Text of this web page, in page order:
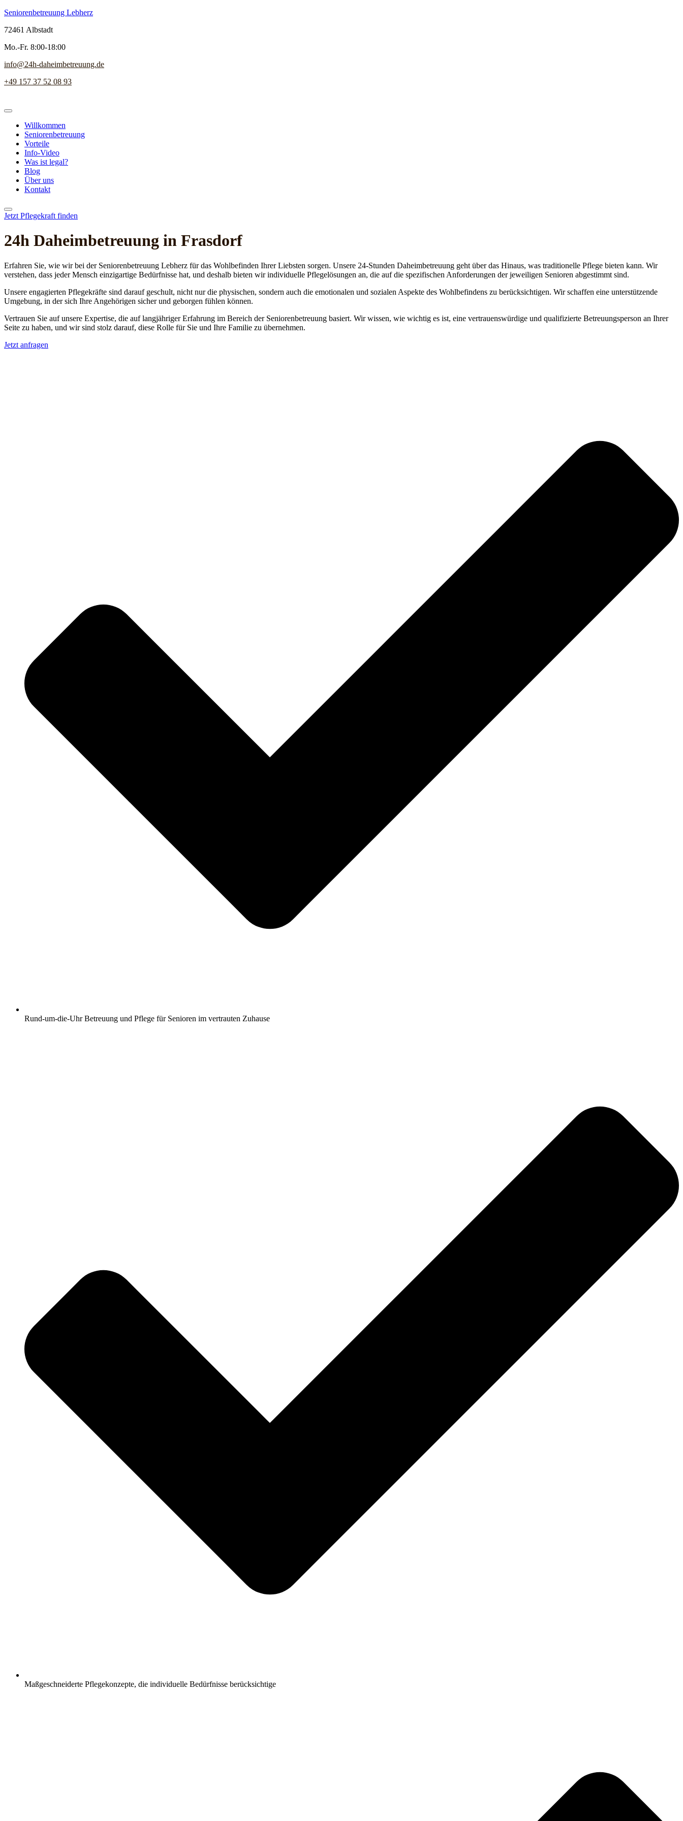
Seniorenbetreuung Lebherz
72461 Albstadt
Mo.-Fr. 8:00-18:00
info@24h-daheimbetreuung.de
+49 157 37 52 08 93
Willkommen
Seniorenbetreuung
Vorteile
Info-Video
Was ist legal?
Blog
Über uns
Kontakt
Jetzt Pflegekraft finden
24h Daheim­betreuung in Frasdorf
Erfahren Sie, wie wir bei der Seniorenbetreuung Lebherz für das Wohlbefinden Ihrer Liebsten sorgen. Unsere 24-Stunden Daheimbetreuung geht über das Hinaus, was traditionelle Pflege bieten kann. Wir
verstehen, dass jeder Mensch einzigartige Bedürfnisse hat, und deshalb bieten wir individuelle Pflegelösungen an, die auf die spezifischen Anforderungen der jeweiligen Senioren abgestimmt sind.
Unsere engagierten Pflegekräfte sind darauf geschult, nicht nur die physischen, sondern auch die emotionalen und sozialen Aspekte des Wohlbefindens zu berücksichtigen. Wir schaffen eine unterstützende
Umgebung, in der sich Ihre Angehörigen sicher und geborgen fühlen können.
Vertrauen Sie auf unsere Expertise, die auf langjähriger Erfahrung im Bereich der Seniorenbetreuung basiert. Wir wissen, wie wichtig es ist, eine vertrauenswürdige und qualifizierte Betreuungsperson an Ihrer
Seite zu haben, und wir sind stolz darauf, diese Rolle für Sie und Ihre Familie zu übernehmen.
Jetzt anfragen
Rund-um-die-Uhr Betreuung und Pflege für Senioren im vertrauten Zuhause
Maßgeschneiderte Pflegekonzepte, die individuelle Bedürfnisse berücksichtige